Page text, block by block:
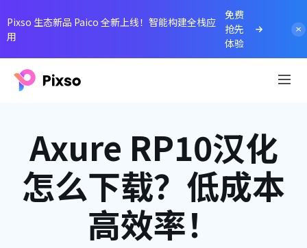
Pixso 生态新品 Paico 全新上线！智能构建全栈应
用
免费
抢先
体验
Axure RP10汉化
怎么下载？低成本
高效率！